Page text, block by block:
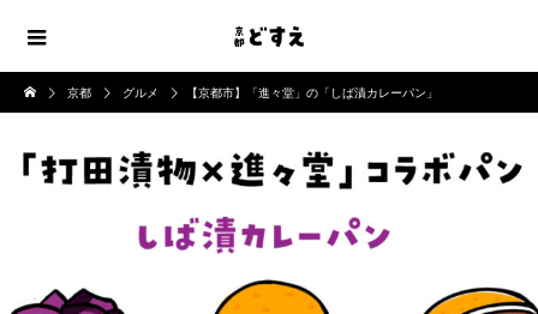
京都 グルメ 【京都市】「進々堂」の「しば漬カレーパン」